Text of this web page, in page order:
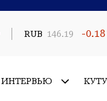
RUB 146.19 -0.18
ИНТЕРВЬЮ